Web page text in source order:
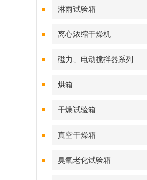
淋雨试验箱
离心浓缩干燥机
磁力、电动搅拌器系列
烘箱
干燥试验箱
真空干燥箱
臭氧老化试验箱